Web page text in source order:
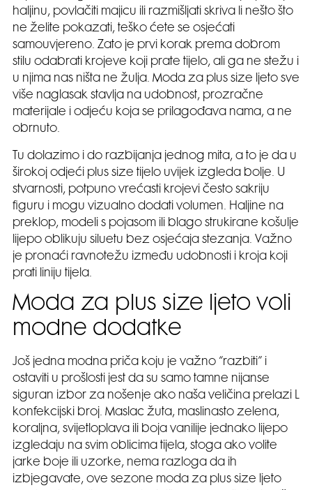
haljinu, povlačiti majicu ili razmišljati skriva li nešto što
ne želite pokazati, teško ćete se osjećati
samouvjereno. Zato je prvi korak prema dobrom
stilu odabrati krojeve koji prate tijelo, ali ga ne stežu i
u njima nas ništa ne žulja. Moda za plus size ljeto sve
više naglasak stavlja na udobnost, prozračne
materijale i odjeću koja se prilagođava nama, a ne
obrnuto.
Tu dolazimo i do razbijanja jednog mita, a to je da u
širokoj odjeći plus size tijelo uvijek izgleda bolje. U
stvarnosti, potpuno vrećasti krojevi često sakriju
figuru i mogu vizualno dodati volumen. Haljine na
preklop, modeli s pojasom ili blago strukirane košulje
lijepo oblikuju siluetu bez osjećaja stezanja. Važno
je pronaći ravnotežu između udobnosti i kroja koji
prati liniju tijela.
Moda za plus size ljeto voli
modne dodatke
Još jedna modna priča koju je važno “razbiti” i
ostaviti u prošlosti jest da su samo tamne nijanse
siguran izbor za nošenje ako naša veličina prelazi L
konfekcijski broj. Maslac žuta, maslinasto zelena,
koraljna, svijetloplava ili boja vanilije jednako lijepo
izgledaju na svim oblicima tijela, stoga ako volite
jarke boje ili uzorke, nema razloga da ih
izbjegavate, ove sezone moda za plus size ljeto